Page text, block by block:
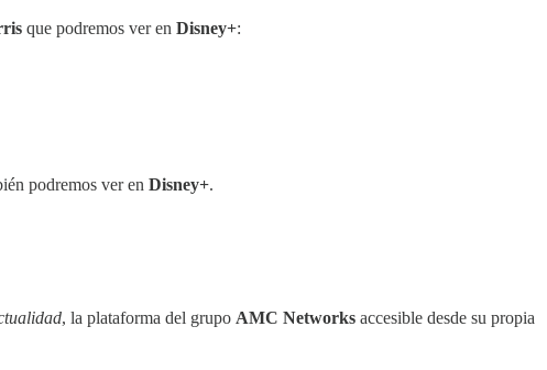
que podremos ver en Disney+:
podremos ver en Disney+.
, la plataforma del grupo AMC Networks accesible desde su propia